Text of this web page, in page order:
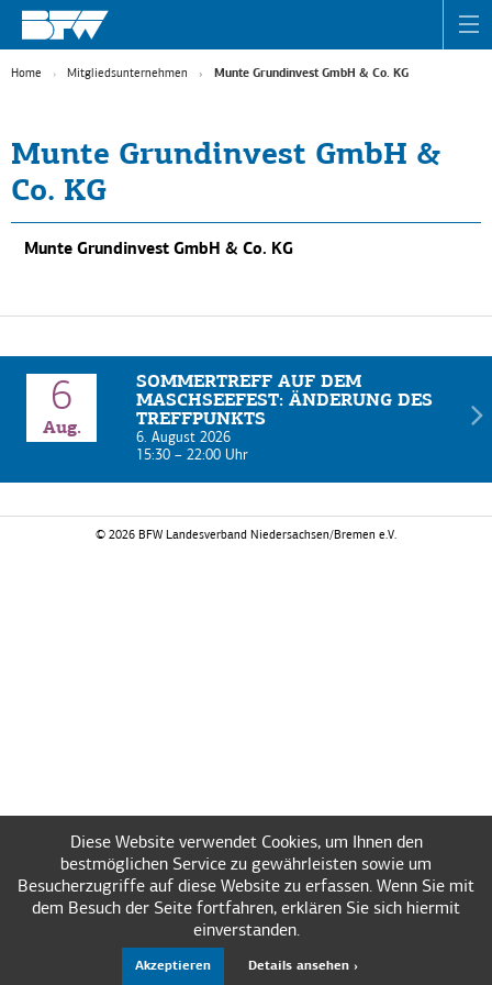
Home Mitgliedsunternehmen Munte Grundinvest GmbH & Co. KG
Munte Grundinvest GmbH &
Co. KG
Munte Grundinvest GmbH & Co. KG
6
Aug.
SOMMERTREFF AUF DEM
MASCHSEEFEST: ÄNDERUNG DES
TREFFPUNKTS
6. August 2026
15:30 – 22:00 Uhr
© 2026 BFW Landesverband Niedersachsen/Bremen e.V.
Diese Website verwendet Cookies, um Ihnen den
bestmöglichen Service zu gewährleisten sowie um
Besucherzugriffe auf diese Website zu erfassen. Wenn Sie mit
dem Besuch der Seite fortfahren, erklären Sie sich hiermit
einverstanden.
Akzeptieren Details ansehen ›